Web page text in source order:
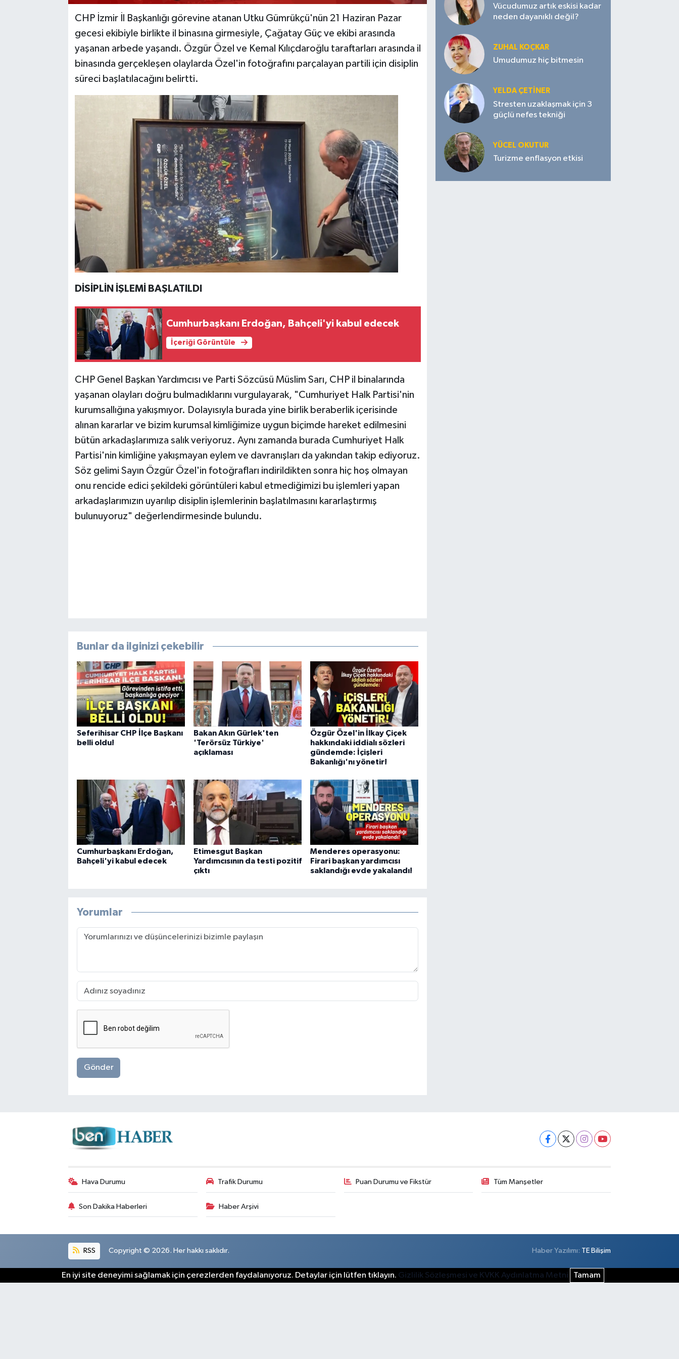
CHP İzmir İl Başkanlığı görevine atanan Utku Gümrükçü'nün 21 Haziran Pazar
gecesi ekibiyle birlikte il binasına girmesiyle, Çağatay Güç ve ekibi arasında
yaşanan arbede yaşandı. Özgür Özel ve Kemal Kılıçdaroğlu taraftarları arasında il
binasında gerçekleşen olaylarda Özel'in fotoğrafını parçalayan partili için disiplin
süreci başlatılacağını belirtti.
DİSİPLİN İŞLEMİ BAŞLATILDI
Cumhurbaşkanı Erdoğan, Bahçeli'yi kabul edecek
İçeriği Görüntüle
CHP Genel Başkan Yardımcısı ve Parti Sözcüsü Müslim Sarı, CHP il binalarında
yaşanan olayları doğru bulmadıklarını vurgulayarak, "Cumhuriyet Halk Partisi'nin
kurumsallığına yakışmıyor. Dolayısıyla burada yine birlik beraberlik içerisinde
alınan kararlar ve bizim kurumsal kimliğimize uygun biçimde hareket edilmesini
bütün arkadaşlarımıza salık veriyoruz. Aynı zamanda burada Cumhuriyet Halk
Partisi'nin kimliğine yakışmayan eylem ve davranışları da yakından takip ediyoruz.
Söz gelimi Sayın Özgür Özel'in fotoğrafları indirildikten sonra hiç hoş olmayan
onu rencide edici şekildeki görüntüleri kabul etmediğimizi bu işlemleri yapan
arkadaşlarımızın uyarılıp disiplin işlemlerinin başlatılmasını kararlaştırmış
bulunuyoruz" değerlendirmesinde bulundu.
Bunlar da ilginizi çekebilir
Seferihisar CHP İlçe Başkanı
belli oldu!
Bakan Akın Gürlek'ten
'Terörsüz Türkiye'
açıklaması
Özgür Özel'in İlkay Çiçek
hakkındaki iddialı sözleri
gündemde: İçişleri
Bakanlığı'nı yönetir!
Cumhurbaşkanı Erdoğan,
Bahçeli'yi kabul edecek
Etimesgut Başkan
Yardımcısının da testi pozitif
çıktı
Menderes operasyonu:
Firari başkan yardımcısı
saklandığı evde yakalandı!
Yorumlar
Gönder
Vücudumuz artık eskisi kadar
neden dayanıklı değil?
ZUHAL KOÇKAR
Umudumuz hiç bitmesin
YELDA ÇETİNER
Stresten uzaklaşmak için 3
güçlü nefes tekniği
YÜCEL OKUTUR
Turizme enflasyon etkisi
Hava Durumu Trafik Durumu Puan Durumu ve Fikstür Tüm Manşetler
Son Dakika Haberleri Haber Arşivi
RSS Copyright © 2026. Her hakkı saklıdır. Haber Yazılımı: TE Bilişim
En iyi site deneyimi sağlamak için çerezlerden faydalanıyoruz. Detaylar için lütfen tıklayın. Gizlilik Sözleşmesi ve KVKK Aydınlatma Metni Tamam